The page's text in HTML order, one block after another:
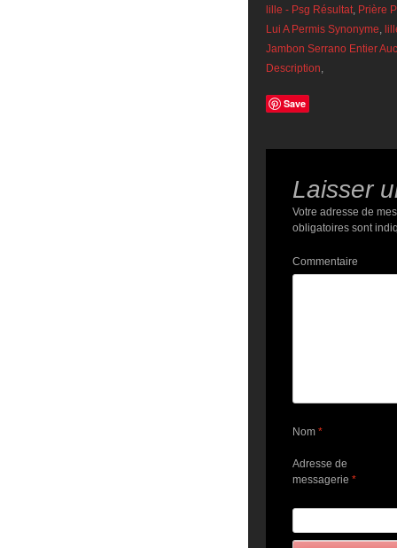
lille - Psg Résultat, Prière
Lui A Permis Synonyme,
Jambon Serrano Entier
Description,
Save
Laisser
Votre adresse de
obligatoires sont
Commentaire
Nom *
Adresse de
messagerie *